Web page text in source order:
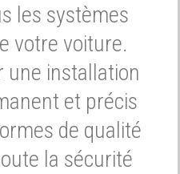
les systèmes
votre voiture.
une installation
et précis
de qualité
la sécurité